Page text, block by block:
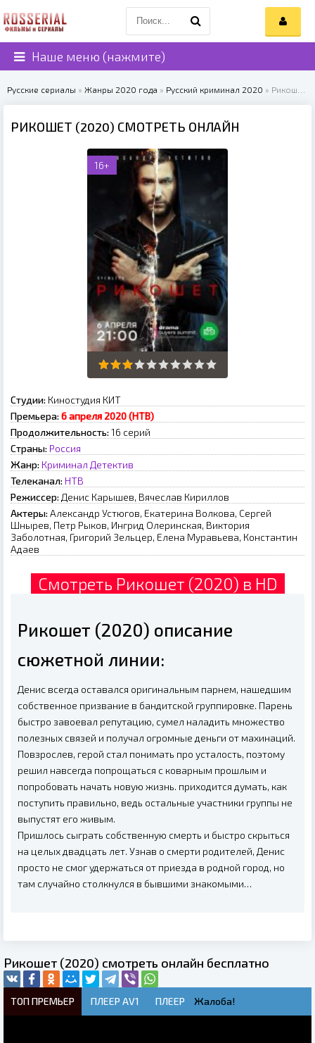
Наше меню (нажмите)
Русские сериалы » Жанры 2020 года » Русский криминал 2020 » Рикошет (2020)
РИКОШЕТ (2020) СМОТРЕТЬ ОНЛАЙН
16+
Студии: Киностудия КИТ
Премьера: 6 апреля 2020 (НТВ)
Продолжительность: 16 серий
Страны: Россия
Жанр: Криминал Детектив
Телеканал: НТВ
Режиссер: Денис Карышев, Вячеслав Кириллов
Актеры: Александр Устюгов, Екатерина Волкова, Сергей
Шнырев, Петр Рыков, Ингрид Олеринская, Виктория
Заболотная, Григорий Зельцер, Елена Муравьева, Константин
Адаев
Смотреть Рикошет (2020) в HD
Рикошет (2020) описание
сюжетной линии:
Денис всегда оставался оригинальным парнем, нашедшим
собственное призвание в бандитской группировке. Парень
быстро завоевал репутацию, сумел наладить множество
полезных связей и получал огромные деньги от махинаций.
Повзрослев, герой стал понимать про усталость, поэтому
решил навсегда попрощаться с коварным прошлым и
попробовать начать новую жизнь. приходится думать, как
поступить правильно, ведь остальные участники группы не
выпустят его живым.
Пришлось сыграть собственную смерть и быстро скрыться
на целых двадцать лет. Узнав о смерти родителей, Денис
просто не смог удержаться от приезда в родной город, но
там случайно столкнулся в бывшими знакомыми…
Рикошет (2020) смотреть онлайн бесплатно
ТОП ПРЕМЬЕР ПЛЕЕР AV1 ПЛЕЕР Жалоба!